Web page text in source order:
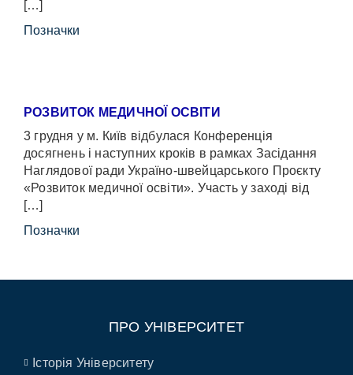
[…]
Позначки
РОЗВИТОК МЕДИЧНОЇ ОСВІТИ
3 грудня у м. Київ відбулася Конференція
досягнень і наступних кроків в рамках Засідання
Наглядової ради Україно-швейцарського Проєкту
«Розвиток медичної освіти». Участь у заході від
[…]
Позначки
ПРО УНІВЕРСИТЕТ
Історія Університету